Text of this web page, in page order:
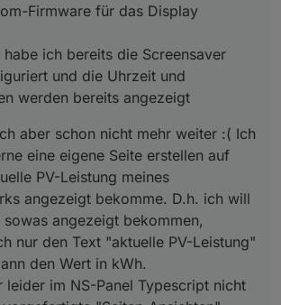
Firmware für das Display
ich bereits die Screensaver
und die Uhrzeit und
werden bereits angezeigt
aber schon nicht mehr weiter :( Ich
eine eigene Seite erstellen auf
PV-Leistung meines
angezeigt bekomme. D.h. ich will
angezeigt bekommen,
nur den Text "aktuelle PV-Leistung"
den Wert in kWh.
leider im NS-Panel Typescript nicht